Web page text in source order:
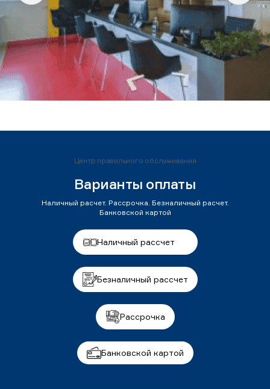
Центр правильного обслуживания
Варианты оплаты
Наличный расчет. Рассрочка. Безналичный расчет.
Банковской картой
Наличный рассчет
Безналичный рассчет
Рассрочка
Банковской картой